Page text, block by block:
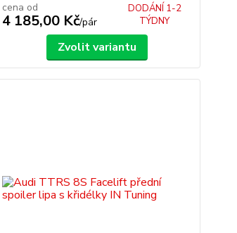
cena od
4 185,00 Kč/pár
DODÁNÍ 1-2
TÝDNY
Zvolit variantu